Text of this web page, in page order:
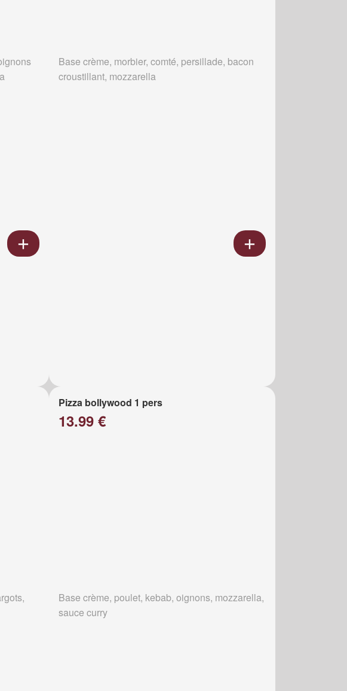
Base crème, morbier, comté, persillade, bacon
croustillant, mozzarella
Pizza bollywood 1 pers
13.99 €
Base crème, poulet, kebab, oignons, mozzarella,
sauce curry